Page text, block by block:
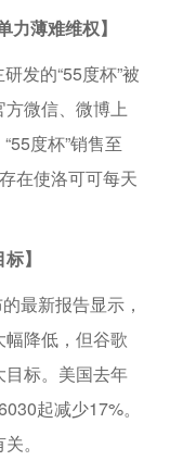
薄难维权】
发的“55度杯”被
微信、微博上
度杯”销售至
在使洛可可每天
】
最新报告显示，
降低，但谷歌
标。美国去年
起减少17%。
。